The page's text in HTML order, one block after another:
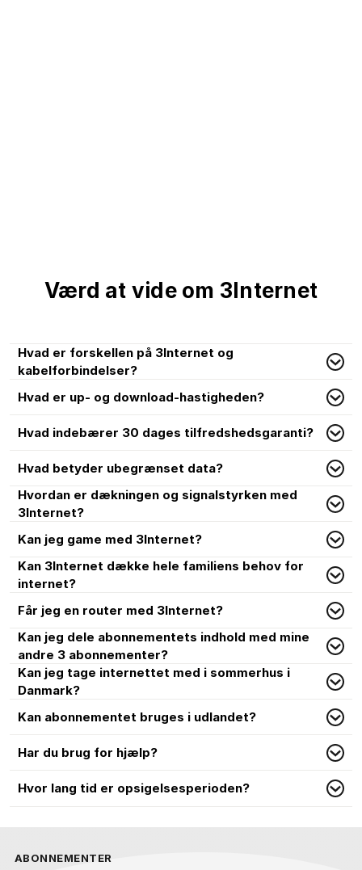
Værd at vide om 3Internet
Hvad er forskellen på 3Internet og
kabelforbindelser?
Hvad er up- og download-hastigheden?
Hvad indebærer 30 dages tilfredshedsgaranti?
Hvad betyder ubegrænset data?
Hvordan er dækningen og signalstyrken med
3Internet?
Kan jeg game med 3Internet?
Kan 3Internet dække hele familiens behov for
internet?
Får jeg en router med 3Internet?
Kan jeg dele abonnementets indhold med mine
andre 3 abonnementer?
Kan jeg tage internettet med i sommerhus i
Danmark?
Kan abonnementet bruges i udlandet?
Har du brug for hjælp?
Hvor lang tid er opsigelsesperioden?
ABONNEMENTER